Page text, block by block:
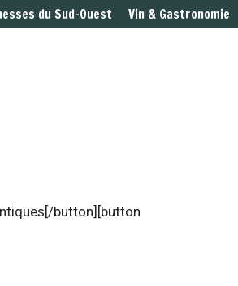
du Sud-Ouest Vin & Gastronomie
button][button